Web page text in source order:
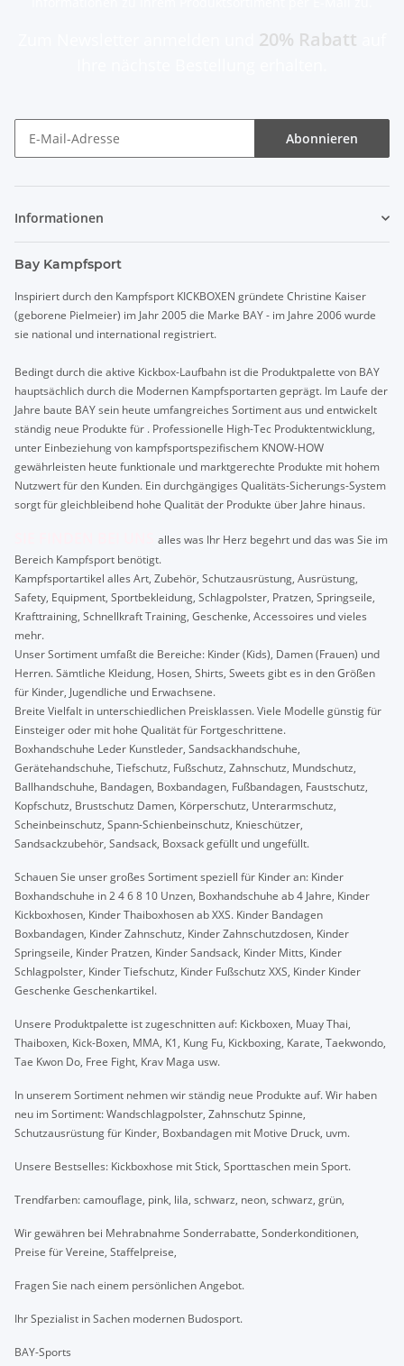
20% Rabatt
Abonnieren
Informationen
Bay Kampfsport
Inspiriert durch den Kampfsport KICKBOXEN gründete Christine Kaiser
(geborene Pielmeier) im Jahr 2005 die Marke BAY - im Jahre 2006 wurde
sie national und international registriert.
Bedingt durch die aktive Kickbox-Laufbahn ist die Produktpalette von BAY
hauptsächlich durch die Modernen Kampfsportarten geprägt. Im Laufe der
Jahre baute BAY sein heute umfangreiches Sortiment aus und entwickelt
ständig neue Produkte für . Professionelle High-Tec Produktentwicklung,
unter Einbeziehung von kampfsportspezifischem KNOW-HOW
gewährleisten heute funktionale und marktgerechte Produkte mit hohem
Nutzwert für den Kunden. Ein durchgängiges Qualitäts-Sicherungs-System
sorgt für gleichbleibend hohe Qualität der Produkte über Jahre hinaus.
alles was Ihr Herz begehrt und das was Sie im
Bereich Kampfsport benötigt.
Kampfsportartikel alles Art, Zubehör, Schutzausrüstung, Ausrüstung,
Safety, Equipment, Sportbekleidung, Schlagpolster, Pratzen, Springseile,
Krafttraining, Schnellkraft Training, Geschenke, Accessoires und vieles
mehr.
Unser Sortiment umfaßt die Bereiche: Kinder (Kids), Damen (Frauen) und
Herren. Sämtliche Kleidung, Hosen, Shirts, Sweets gibt es in den Größen
für Kinder, Jugendliche und Erwachsene.
Breite Vielfalt in unterschiedlichen Preisklassen. Viele Modelle günstig für
Einsteiger oder mit hohe Qualität für Fortgeschrittene.
Boxhandschuhe Leder Kunstleder, Sandsackhandschuhe,
Gerätehandschuhe, Tiefschutz, Fußschutz, Zahnschutz, Mundschutz,
Ballhandschuhe, Bandagen, Boxbandagen, Fußbandagen, Faustschutz,
Kopfschutz, Brustschutz Damen, Körperschutz, Unterarmschutz,
Scheinbeinschutz, Spann-Schienbeinschutz, Knieschützer,
Sandsackzubehör, Sandsack, Boxsack gefüllt und ungefüllt.
Schauen Sie unser großes Sortiment speziell für Kinder an: Kinder
Boxhandschuhe in 2 4 6 8 10 Unzen, Boxhandschuhe ab 4 Jahre, Kinder
Kickboxhosen, Kinder Thaiboxhosen ab XXS. Kinder Bandagen
Boxbandagen, Kinder Zahnschutz, Kinder Zahnschutzdosen, Kinder
Springseile, Kinder Pratzen, Kinder Sandsack, Kinder Mitts, Kinder
Schlagpolster, Kinder Tiefschutz, Kinder Fußschutz XXS, Kinder Kinder
Geschenke Geschenkartikel.
Unsere Produktpalette ist zugeschnitten auf: Kickboxen, Muay Thai,
Thaiboxen, Kick-Boxen, MMA, K1, Kung Fu, Kickboxing, Karate, Taekwondo,
Tae Kwon Do, Free Fight, Krav Maga usw.
In unserem Sortiment nehmen wir ständig neue Produkte auf. Wir haben
neu im Sortiment: Wandschlagpolster, Zahnschutz Spinne,
Schutzausrüstung für Kinder, Boxbandagen mit Motive Druck, uvm.
Unsere Bestselles: Kickboxhose mit Stick, Sporttaschen mein Sport.
Trendfarben: camouflage, pink, lila, schwarz, neon, schwarz, grün,
Wir gewähren bei Mehrabnahme Sonderrabatte, Sonderkonditionen,
Preise für Vereine, Staffelpreise,
Fragen Sie nach einem persönlichen Angebot.
Ihr Spezialist in Sachen modernen Budosport.
BAY-Sports